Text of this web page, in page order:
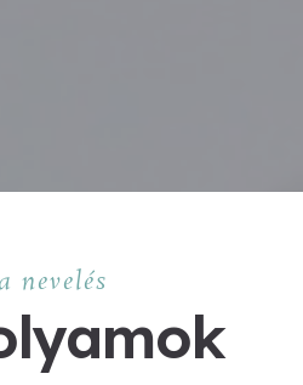
nevelés